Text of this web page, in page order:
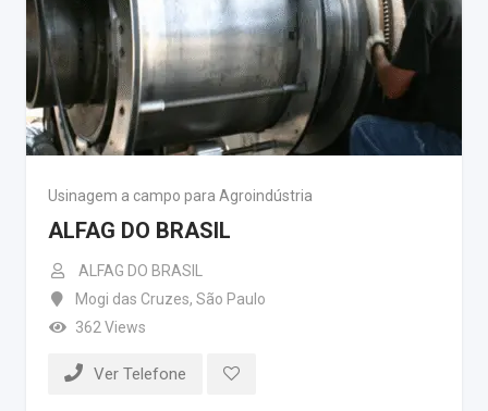
Usinagem a campo para Agroindústria
ALFAG DO BRASIL
ALFAG DO BRASIL
Mogi das Cruzes, São Paulo
362 Views
Ver Telefone